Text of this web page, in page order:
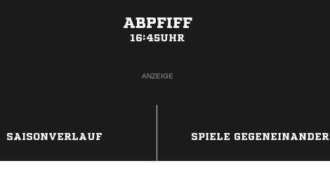
ABPFIFF
16:45UHR
ANZEIGE
SAISONVERLAUF SPIELE GEGENEINANDER